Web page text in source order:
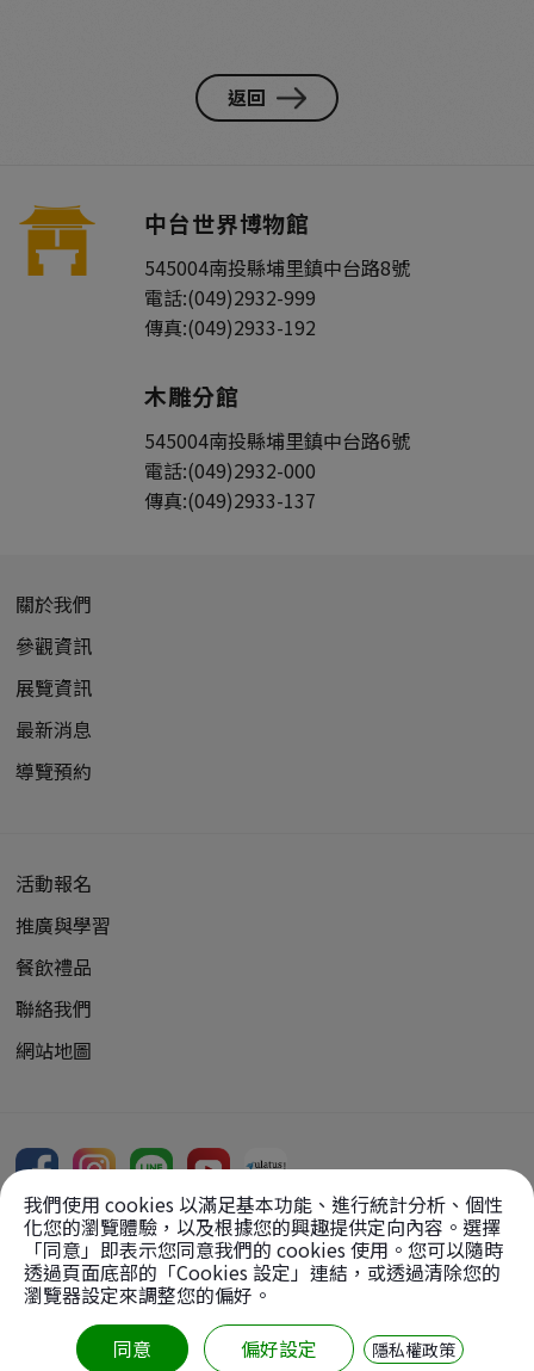
返回
中台世界博物館
545004南投縣埔里鎮中台路8號
電話:(049)2932-999
傳真:(049)2933-192
木雕分館
545004南投縣埔里鎮中台路6號
電話:(049)2932-000
傳真:(049)2933-137
關於我們
參觀資訊
展覽資訊
最新消息
導覽預約
活動報名
推廣與學習
餐飲禮品
聯絡我們
網站地圖
Copyright Reserved, 2026
【轉載圖文請先徵求同意】
我們使用 cookies 以滿足基本功能、進行統計分析、個性
化您的瀏覽體驗，以及根據您的興趣提供定向內容。選擇
「同意」即表示您同意我們的 cookies 使用。您可以隨時
透過頁面底部的「Cookies 設定」連結，或透過清除您的
瀏覽器設定來調整您的偏好。
同意
偏好設定 隱私權政策